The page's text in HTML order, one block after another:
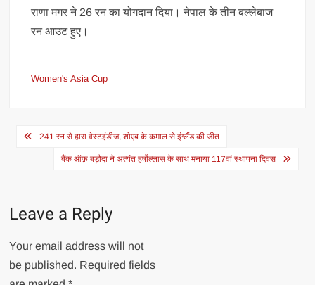
राणा मगर ने 26 रन का योगदान दिया। नेपाल के तीन बल्लेबाज
रन आउट हुए।
Women's Asia Cup
Post
navigation
241 रन से हारा वेस्टइंडीज, शोएब के कमाल से इंग्लैंड की जीत
बैंक ऑफ़ बड़ौदा ने अत्यंत हर्षोल्लास के साथ मनाया 117वां स्थापना दिवस
Leave a Reply
Your email address will not
be published. Required fields